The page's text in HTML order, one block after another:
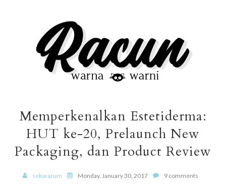
Memperkenalkan Estetiderma:
HUT ke-20, Prelaunch New
Packaging, dan Product Review
sekararum Monday, January 30, 2017 9 comments